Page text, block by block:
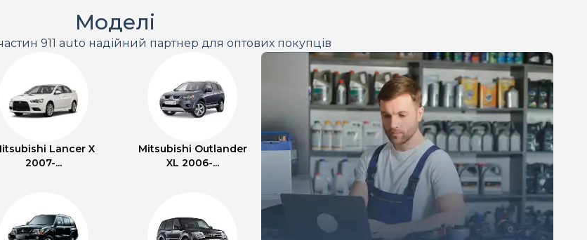
Моделі
911 auto надійний партнер для оптових покупців
Lancer X
2007-...
Mitsubishi Outlander
XL 2006-...